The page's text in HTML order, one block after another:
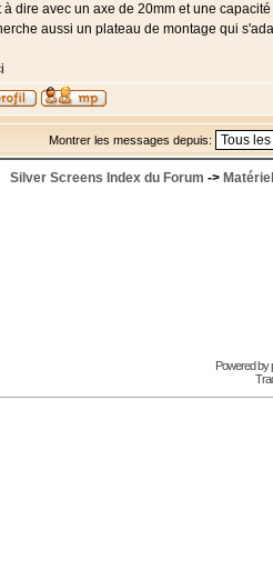
à dire avec un axe de 20mm et une
aussi un plateau de montage qui
Montrer les messages depuis:
Silver Screens Index du Forum -> Matériel
Powered by